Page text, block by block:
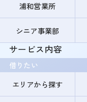
浦和営業所
シニア事業部
サービス内容
借りたい
エリアから探す